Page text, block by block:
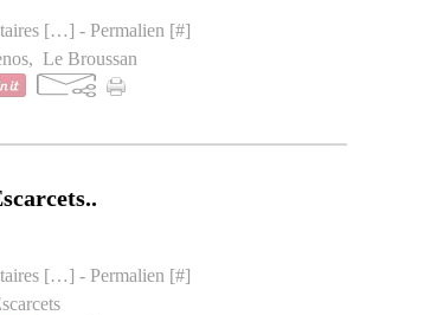
[…] - Permalien [#]
, Le Broussan
[…] - Permalien [#]